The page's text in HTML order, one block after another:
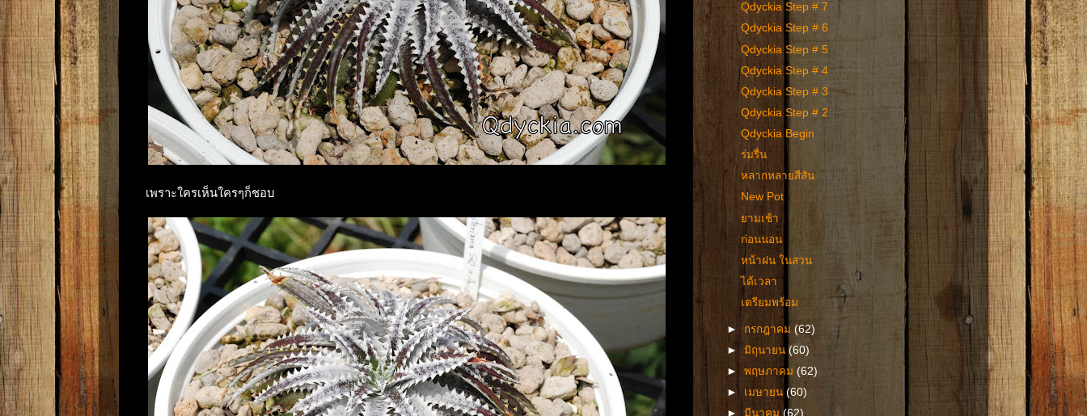
เพราะใครเห็นใครๆก็ชอบ
Qdyckia Step # 7
Qdyckia Step # 6
Qdyckia Step # 5
Qdyckia Step # 4
Qdyckia Step # 3
Qdyckia Step # 2
Qdyckia Begin
ร่มรื่น
หลากหลายสีสัน
New Pot
ยามเช้า
ก่อนนอน
หน้าฝน ในสวน
ได้เวลา
เตรียมพร้อม
► กรกฎาคม(62)
►มิถุนายน (60)
►พฤษภาคม(62)
► เมษายน(60)
►มีนาคม(62)